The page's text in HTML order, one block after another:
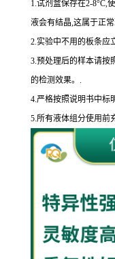
1.试剂盒保存在2-8°C,
液会有结晶,这属于正
2.实验中不用的板条应
3.预处理后的样本请按
的检测效果。 .
4.严格按照说明书中标
5.所有液体组分使用前